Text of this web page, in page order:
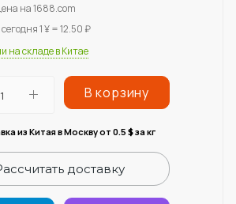
на 1688.com
1 ¥ = 12.50 ₽
на складе в Китае
В корзину
из Китая в Москву от 0.5 $за кг
доставку